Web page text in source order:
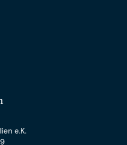
e.K.